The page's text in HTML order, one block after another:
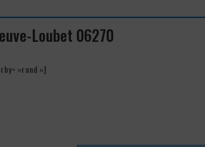
Loubet 06270
»rand »]